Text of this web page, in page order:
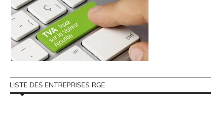
LISTE DES ENTREPRISES RGE